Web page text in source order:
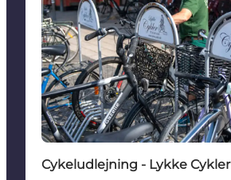
Cykeludlejning - Lykke Cykler